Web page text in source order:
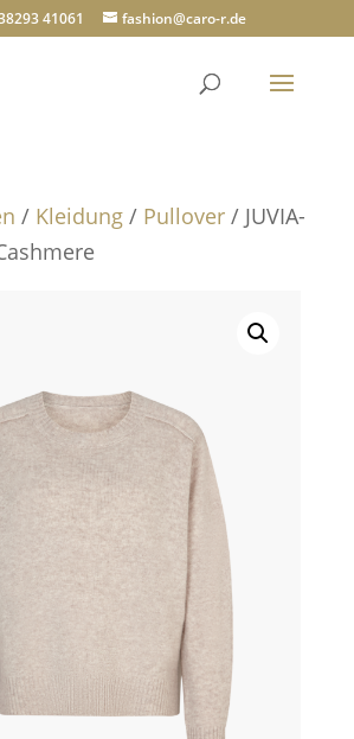
41061 fashion@caro-r.de
/ Kleidung/ Pullover/ JUVIA-